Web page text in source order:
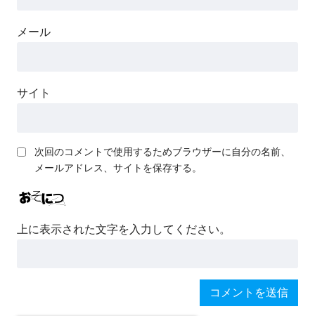
メール
サイト
次回のコメントで使用するためブラウザーに自分の名前、
メールアドレス、サイトを保存する。
上に表示された文字を入力してください。